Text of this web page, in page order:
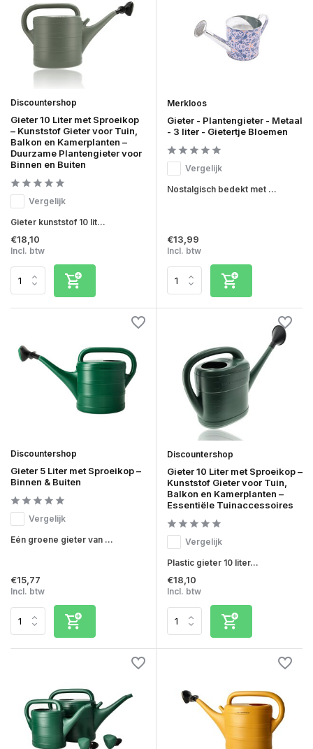
Discountershop
Gieter 10 Liter met Sproeikop
– Kunststof Gieter voor Tuin,
Balkon en Kamerplanten –
Duurzame Plantengieter voor
Binnen en Buiten
Vergelijk
Gieter kunststof 10 lit...
€18,10
Incl. btw
Merkloos
Gieter - Plantengieter - Metaal
- 3 liter - Gietertje Bloemen
Vergelijk
Nostalgisch bedekt met ...
€13,99
Incl. btw
Discountershop
Gieter 5 Liter met Sproeikop –
Binnen & Buiten
Vergelijk
Eén groene gieter van ...
€15,77
Incl. btw
Discountershop
Gieter 10 Liter met Sproeikop –
Kunststof Gieter voor Tuin,
Balkon en Kamerplanten –
Essentiële Tuinaccessoires
Vergelijk
Plastic gieter 10 liter...
€18,10
Incl. btw